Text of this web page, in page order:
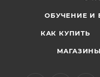
ОБУЧЕНИЕ И
КАК КУПИТЬ
МАГАЗИНЫ